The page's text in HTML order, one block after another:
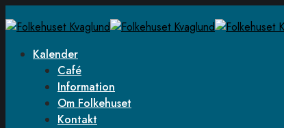
Kalender
Café
Information
Om Folkehuset
Kontakt